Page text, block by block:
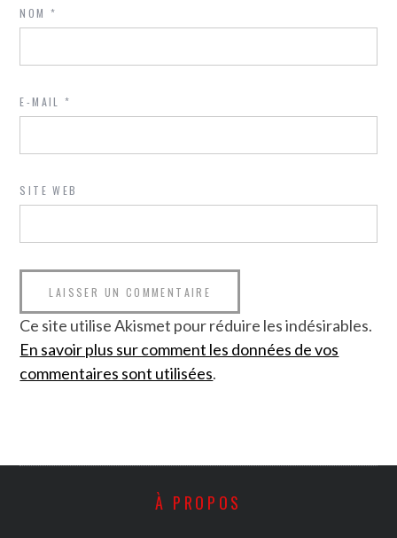
NOM*
E-MAIL*
SITE WEB
Ce site utilise Akismet pour réduire les indésirables.
En savoir plus sur comment les données de vos
commentaires sont utilisées.
À PROPOS